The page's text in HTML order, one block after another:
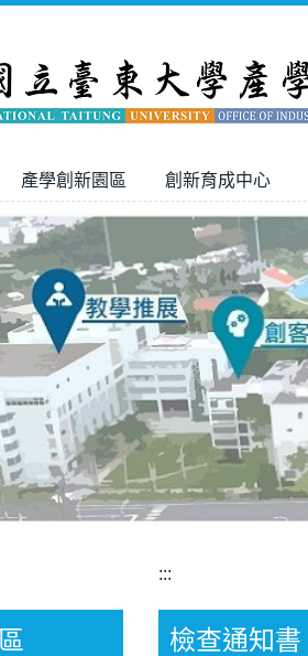
產學創新園區 創新育成中心
:::
檢查通知書